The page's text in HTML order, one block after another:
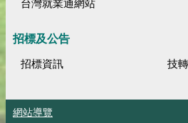
台灣就業通網站
招標及公告
招標資訊 技
網站導覽